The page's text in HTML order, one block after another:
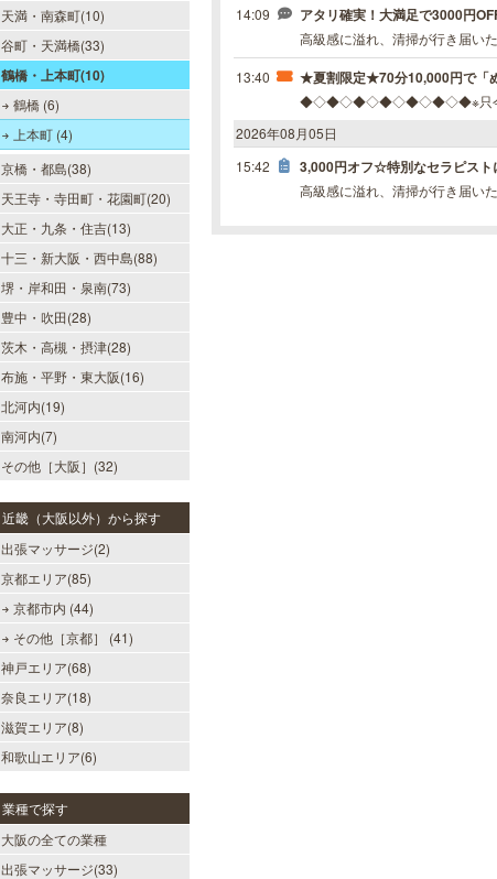
天満・南森町(10)
谷町・天満橋(33)
鶴橋・上本町(10)
鶴橋 (6)
上本町 (4)
京橋・都島(38)
天王寺・寺田町・花園町(20)
大正・九条・住吉(13)
十三・新大阪・西中島(88)
堺・岸和田・泉南(73)
豊中・吹田(28)
茨木・高槻・摂津(28)
布施・平野・東大阪(16)
北河内(19)
南河内(7)
その他［大阪］(32)
近畿（大阪以外）から探す
出張マッサージ(2)
京都エリア(85)
京都市内 (44)
その他［京都］ (41)
神戸エリア(68)
奈良エリア(18)
滋賀エリア(8)
和歌山エリア(6)
業種で探す
大阪の全ての業種
出張マッサージ(33)
14:09 アタリ確実！大満足で3000円
13:40 ★夏割限定★70分10,000円で「
2026年08月05日
15:42
3,000円オフ☆特別なセラピスト